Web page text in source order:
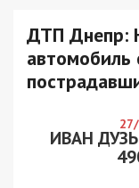
ДТП Днепр:
автомобиль
ИВАН